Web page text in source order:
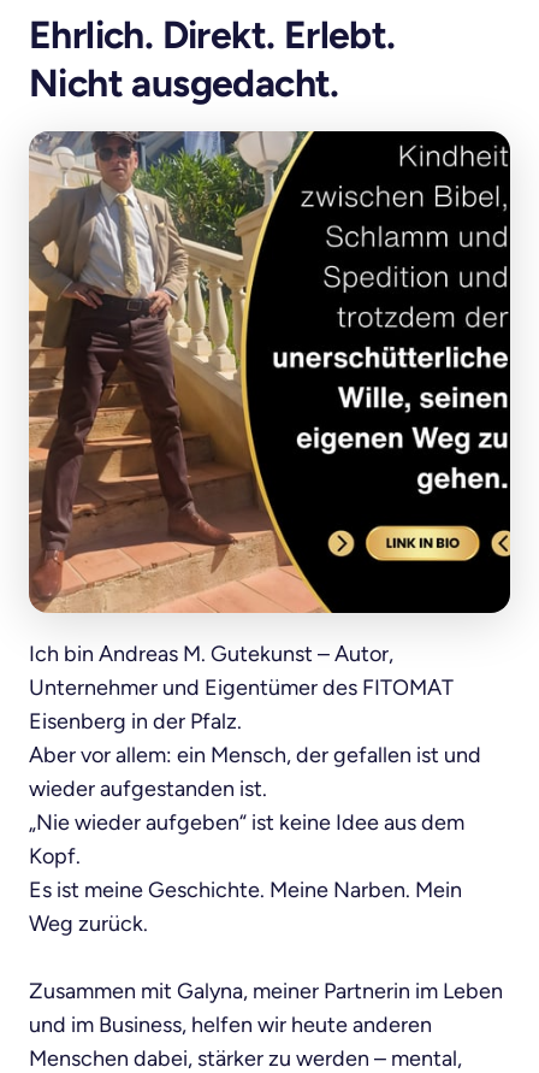
Ehrlich. Direkt. Erlebt.
Nicht ausgedacht.
Ich bin Andreas M. Gutekunst – Autor,
Unternehmer und Eigentümer des FITOMAT
Eisenberg in der Pfalz.
Aber vor allem: ein Mensch, der gefallen ist und
wieder aufgestanden ist.
„Nie wieder aufgeben“ ist keine Idee aus dem
Kopf.
Es ist meine Geschichte. Meine Narben. Mein
Weg zurück.
Zusammen mit Galyna, meiner Partnerin im Leben
und im Business, helfen wir heute anderen
Menschen dabei, stärker zu werden – mental,